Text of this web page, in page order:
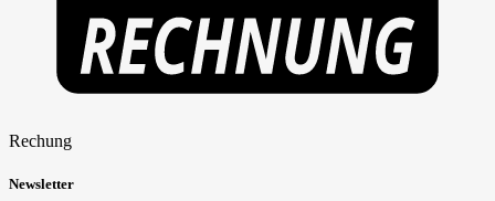
Rechung
Newsletter